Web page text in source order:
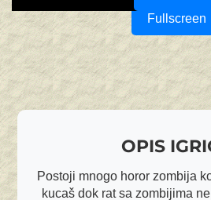
Fullscreen
OPIS
Postoji mnogo horor zombija
kucaš dok rat sa zombijima